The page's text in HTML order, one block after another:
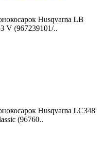
Husqvarna LB
V (967239101/..
Husqvarna LC348
(96760..